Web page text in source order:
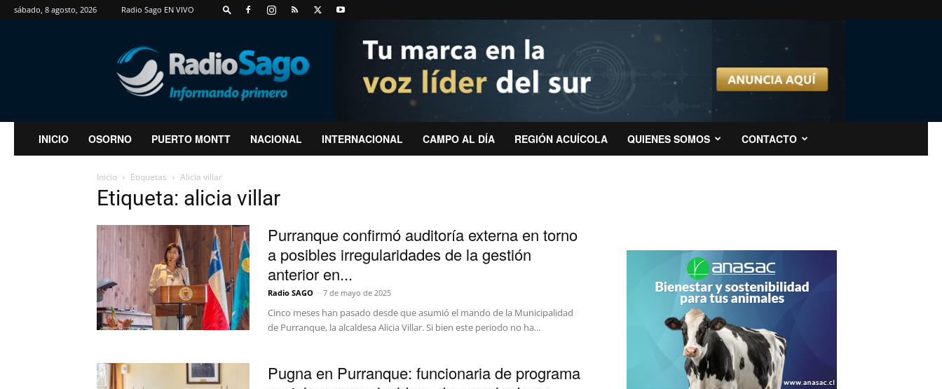
sábado, 8 agosto, 2026 Radio Sago EN VIVO
RadioSago
INICIO OSORNO PUERTO MONTT NACIONAL INTERNACIONAL CAMPO AL DÍA REGIÓN ACUÍCOLA QUIENES SOMOS CONTACTO
Inicio Etiquetas Alicia villar
Etiqueta: alicia villar
Purranque confirmó auditoría externa en torno
a posibles irregularidades de la gestión
anterior en...
Radio SAGO - 7 de mayo de 2025
Cinco meses han pasado desde que asumió el mando de la Municipalidad
de Purranque, la alcaldesa Alicia Villar. Si bien este periodo no ha...
Pugna en Purranque: funcionaria de programa